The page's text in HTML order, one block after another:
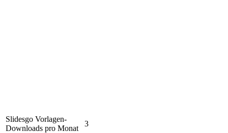
Slidesgo Vorlagen-
Downloads pro Monat
3